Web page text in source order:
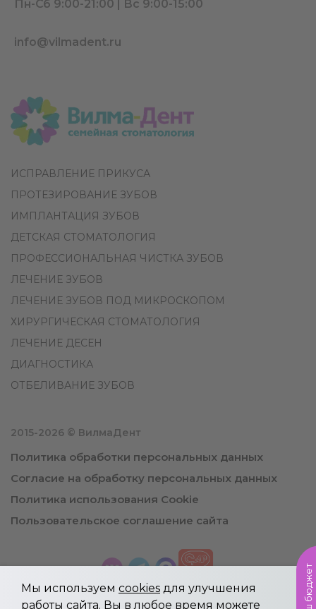
Пн-Сб 9:00-21:00 | Вс 9:00-15:00
info@vilmadent.ru
ИСПРАВЛЕНИЕ ПРИКУСА
ПРОТЕЗИРОВАНИЕ ЗУБОВ
ИМПЛАНТАЦИЯ ЗУБОВ
ДЕТСКАЯ СТОМАТОЛОГИЯ
ПРОФЕССИОНАЛЬНАЯ ЧИСТКА ЗУБОВ
ЛЕЧЕНИЕ ЗУБОВ
ЛЕЧЕНИЕ ЗУБОВ ПОД МИКРОСКОПОМ
ХИРУРГИЧЕСКАЯ СТОМАТОЛОГИЯ
ЛЕЧЕНИЕ ДЕСЕН
ДИАГНОСТИКА
ОТБЕЛИВАНИЕ ЗУБОВ
2015-2026 © ВилмаДент
Политика обработки персональных данных
Согласие на обработку персональных данных
Политика использования Cookie
Пользовательское соглашение сайта
Мы используем cookies для улучшения
работы сайта. Вы в любое время можете